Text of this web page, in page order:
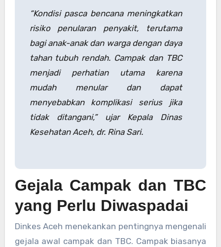
“Kondisi pasca bencana meningkatkan
risiko penularan penyakit, terutama
bagi anak-anak dan warga dengan daya
tahan tubuh rendah. Campak dan TBC
menjadi perhatian utama karena
mudah menular dan dapat
menyebabkan komplikasi serius jika
tidak ditangani,” ujar Kepala Dinas
Kesehatan Aceh, dr. Rina Sari.
Gejala Campak dan TBC
yang Perlu Diwaspadai
Dinkes Aceh menekankan pentingnya mengenali
gejala awal campak dan TBC. Campak biasanya